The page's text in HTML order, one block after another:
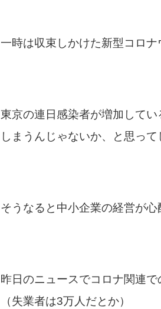
一時は収束しかけた新型コロナ
東京の連日感染者が増加して
しまうんじゃないか、と思って
そうなると中小企業の経営が心
昨日のニュースでコロナ関連
（失業者は3万人だとか）